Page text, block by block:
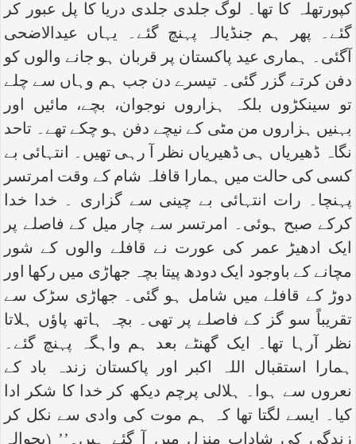
کپورتھلہ کا تھا۔ لوگ جلدی جلدی دریا کا پل عبور کر
گئے۔ پھر ہم جنڈیالہ پہنچ گئے۔ یہاں عیدالاضحی
آگئی۔ ہماری عید پاکستان پر قربان ہو جانے والوں کو
دفن کرتے گزر گئی۔ تیسرے دن جب ہم وہاں سے چلے
تو سینکڑوں بلکہ ہزاروں نوجوان، بچے، مائیں اور
بہنیں ہزاروں من مٹی کے نیچے دفن ہو چکے تھے۔ تاحد
نگاہ ڈھیریاں ہی ڈھیریاں نظر آ رہی تھیں۔ انتہائی بے
کسی کی حالت میں ہمارا قافلہ شام کے وقت امرتسر
پہنچا۔ رات انتہائی بے چینی سے گزاری ۔ خدا خدا
کرکے صبح ہوئی۔ امرتسر سے چار میل کے فاصلے پر
ایک ادھیڑ عمر کی عورت نے قافلے والوں کے شور
مچانے کے باوجود ایک دودھ پیتا بچہ جھاڑی میں رکھا اور
دوڑ کے قافلے میں شامل ہو گئی۔ جھاڑی سڑک سے
تقریباً سو گز کے فاصلے پر تھی۔ بچہ ہاتھ پاؤں ہلاتا
نظر آرہا تھا۔ ایک گھنٹے بعد ہم واہگہ پہنچ گئے۔
ہمارا استقبال اللہ اکبر اور پاکستان زندہ باد کے
نعروں سے ہوا۔ ہلالی پرچم دیکھ کر خدا کا شکر ادا
کیا۔ ایسے لگتا تھا کہ ہم موت کی وادی سے نکل کر